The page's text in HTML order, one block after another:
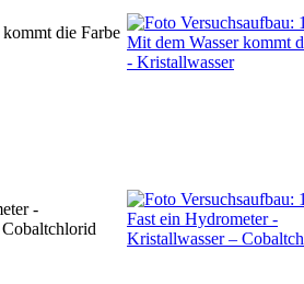
die Farbe
-